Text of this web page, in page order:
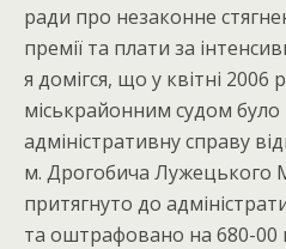
ради про незаконне
премії та плати за
я домігся, що у квітні
міськрайонним судом
адміністративну справу
м. Дрогобича Лужецького
притягнуто до
та оштрафовано на 680-00